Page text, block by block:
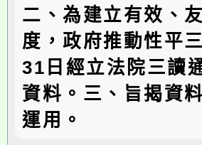
二、為建立有效、
度，政府推動性平
31日經立法院三讀
資料。三、旨揭資
運用。